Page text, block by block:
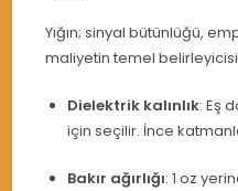
Yığın; sinyal bütünlüğü,
maliyetin temel
Dielektrik kalınlık: Eş
için seçilir. İnce
Bakır ağırlığı: 1 oz